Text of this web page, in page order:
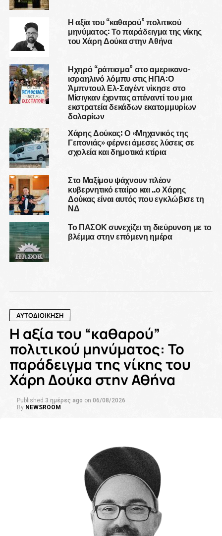
Η αξία του “καθαρού” πολιτικού
μηνύματος: Το παράδειγμα της νίκης
του Χάρη Δούκα στην Αθήνα
Ηχηρό “ράπισμα” στο αμερικανο-
ισραηλινό λόμπυ στις ΗΠΑ:Ο
Άμπντουλ Ελ-Σαγέντ νίκησε στο
Μίσιγκαν έχοντας απέναντί του μια
εκστρατεία δεκάδων εκατομμυρίων
δολαρίων
Χάρης Δούκας: Ο «Μηχανικός της
Γειτονιάς» φέρνει άμεσες λύσεις σε
σχολεία και δημοτικά κτίρια
Στο Μαξίμου ψάχνουν πλέον
κυβερνητικό εταίρο και ..ο Χάρης
Δούκας είναι αυτός που εγκλώβισε τη
ΝΔ
Το ΠΑΣΟΚ συνεχίζει τη διεύρυνση με το
βλέμμα στην επόμενη ημέρα
ΑΥΤΟΔΙΟΙΚΗΣΗ
Η αξία του “καθαρού”
πολιτικού μηνύματος: Το
παράδειγμα της νίκης του
Χάρη Δούκα στην Αθήνα
Published 3 ημέρες ago on 06/08/2026
By NEWSROOM